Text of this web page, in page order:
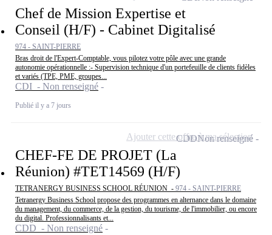
Chef de Mission Expertise et
Conseil (H/F) - Cabinet Digitalisé
974 - SAINT-PIERRE
Bras droit de l'Expert-Comptable, vous pilotez votre pôle avec une grande
autonomie opérationnelle :- Supervision technique d'un portefeuille de clients fidèles
et variés (TPE, PME, groupes...
CDI - Non renseigné
Publié il y a 7 jours
CHEF-FE DE PROJET (La
Réunion) #TET14569 (H/F)
TETRANERGY BUSINESS SCHOOL RÉUNION - 974 - SAINT-PIERRE
Tetranergy Business School propose des programmes en alternance dans le domaine
du management, du commerce, de la gestion, du tourisme, de l'immobilier, ou encore
du digital. Professionnalisants et...
CDD - Non renseigné
CDDNon renseigné
Ajouter cette offre à ma sélection